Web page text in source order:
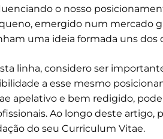
o nosso
emergido num mercado
uma ideia formada uns dos
linha, considero ser
a esse mesmo
apelativo e bem redigido,
Ao longo deste artigo,
do seu Curriculum Vitae.